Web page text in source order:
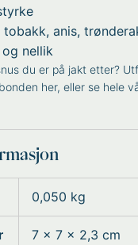
tobakk, anis,
nellik
du er på jakt etter?
her, eller se hele
0,050 kg
7 × 7 × 2,3 cm